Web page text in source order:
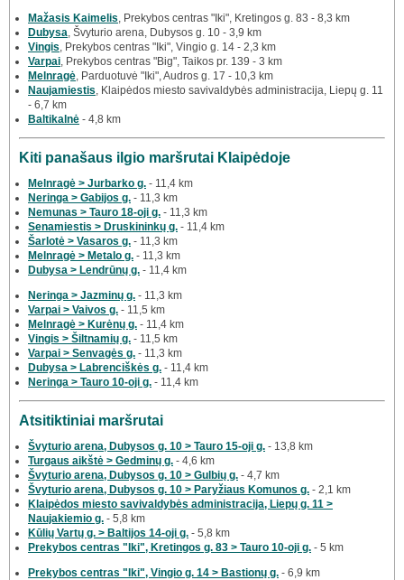
Mažasis Kaimelis , Prekybos centras "Iki", Kretingos g. 83 - 8,3 km
Dubysa , Švyturio arena, Dubysos g. 10 - 3,9 km
Vingis , Prekybos centras "Iki", Vingio g. 14 - 2,3 km
Varpai , Prekybos centras "Big", Taikos pr. 139 - 3 km
Melnragė , Parduotuvė "Iki", Audros g. 17 - 10,3 km
Naujamiestis , Klaipėdos miesto savivaldybės administracija, Liepų g. 11
- 6,7 km
Baltikalnė - 4,8 km
Kiti panašaus ilgio maršrutai Klaipėdoje
Melnragė > Jurbarko g. - 11,4 km
Neringa > Gabijos g. - 11,3 km
Nemunas > Tauro 18-oji g. - 11,3 km
Senamiestis > Druskininkų g. - 11,4 km
Šarlotė > Vasaros g. - 11,3 km
Melnragė > Metalo g. - 11,3 km
Dubysa > Lendrūnų g. - 11,4 km
Neringa > Jazminų g. - 11,3 km
Varpai > Vaivos g. - 11,5 km
Melnragė > Kurėnų g. - 11,4 km
Vingis > Šiltnamių g. - 11,5 km
Varpai > Senvagės g. - 11,3 km
Dubysa > Labrenciškės g. - 11,4 km
Neringa > Tauro 10-oji g. - 11,4 km
Atsitiktiniai maršrutai
Švyturio arena, Dubysos g. 10 > Tauro 15-oji g. - 13,8 km
Turgaus aikštė > Gedminų g. - 4,6 km
Švyturio arena, Dubysos g. 10 > Gulbių g. - 4,7 km
Švyturio arena, Dubysos g. 10 > Paryžiaus Komunos g. - 2,1 km
Klaipėdos miesto savivaldybės administracija, Liepų g. 11 >
Naujakiemio g. - 5,8 km
Kūlių Vartų g. > Baltijos 14-oji g. - 5,8 km
Prekybos centras "Iki", Kretingos g. 83 > Tauro 10-oji g. - 5 km
Prekybos centras "Iki", Vingio g. 14 > Bastionų g. - 6,9 km